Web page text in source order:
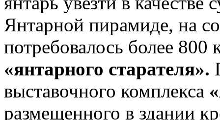
Янтарной пирамиде, на
потребовалось более 800
«янтарного старателя».
выставочного комплекса
размещенного в здании